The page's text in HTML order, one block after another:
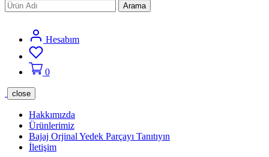
Arama
Hesabım
0
close
Hakkımızda
Ürünlerimiz
Bajaj Orjinal Yedek Parçayı Tanıtıyın
İletişim